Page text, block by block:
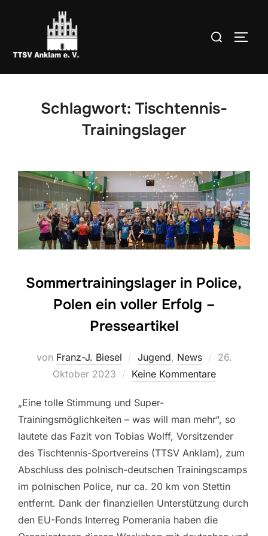
Suchen
Schlagwort: Tischtennis-
Trainingslager
Sommertrainingslager in Police,
Polen ein voller Erfolg –
Presseartikel
von Franz-J. Biesel Jugend, News
26.
Oktober 2023
Keine Kommentare
„Eine tolle Stimmung und Super-
Trainingsmöglichkeiten – was will man mehr“, so
lautete das Fazit von Tobias Wolff, Vorsitzender
des Tischtennis-Sportvereins (TTSV Anklam), zum
Abschluss des polnisch-deutschen Trainingscamps
im polnischen Police, nur ca. 20 km von Stettin
entfernt. Dank der finanziellen Unterstützung durch
den EU-Fonds Interreg Pomerania haben die